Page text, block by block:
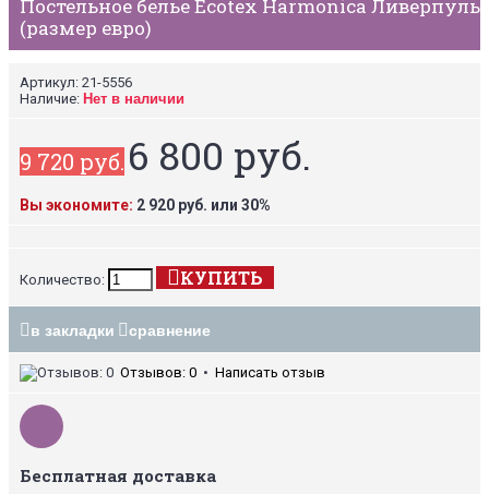
Постельное белье Ecotex Harmonica Ливерпуль
(размер евро)
Артикул: 21-5556
Наличие: Нет в наличии
9 720 руб. 6 800 руб.
Вы экономите: 2 920 руб. или 30%
Количество: КУПИТЬ
в закладки сравнение
Отзывов: 0 • Написать отзыв
Бесплатная доставка